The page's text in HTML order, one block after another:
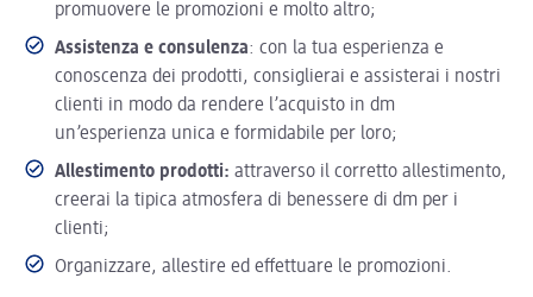
promuovere le promozioni e molto altro;
Assistenza e consulenza: con la tua esperienza e
conoscenza dei prodotti, consiglierai e assisterai i nostri
clienti in modo da rendere l’acquisto in dm
un’esperienza unica e formidabile per loro;
Allestimento prodotti: attraverso il corretto allestimento,
creerai la tipica atmosfera di benessere di dm per i
clienti;
Organizzare, allestire ed effettuare le promozioni.